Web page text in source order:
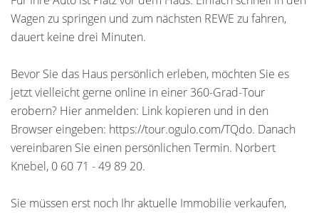
Wagen zu springen und zum nächsten REWE zu fahren,
dauert keine drei Minuten.
Bevor Sie das Haus persönlich erleben, möchten Sie es
jetzt vielleicht gerne online in einer 360-Grad-Tour
erobern? Hier anmelden: Link kopieren und in den
Browser eingeben: https://tour.ogulo.com/TQdo. Danach
vereinbaren Sie einen persönlichen Termin. Norbert
Knebel, 0 60 71 - 49 89 20.
Sie müssen erst noch Ihr aktuelle Immobilie verkaufen,